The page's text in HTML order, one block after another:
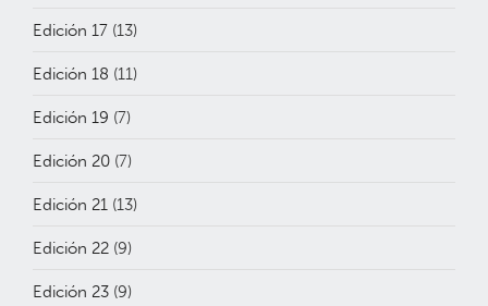
Edición 17 (13)
Edición 18 (11)
Edición 19 (7)
Edición 20 (7)
Edición 21 (13)
Edición 22 (9)
Edición 23 (9)